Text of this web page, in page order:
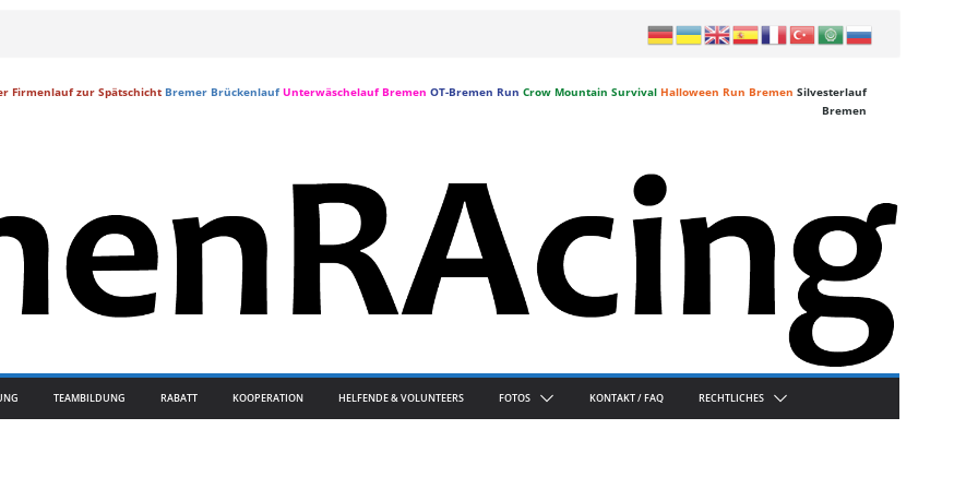
Firmenlauf zur Spätschicht Bremer Brückenlauf Unterwäschelauf Bremen OT-Bremen Run Crow Mountain Survival Halloween Run Bremen Silvesterlauf
Bremen
TEAMBILDUNG RABATT KOOPERATION HELFENDE & VOLUNTEERS FOTOS KONTAKT / FAQ RECHTLICHES